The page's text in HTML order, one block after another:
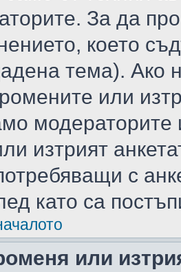
За да
което
тема). Ако
или
изтрият
с
като са
или